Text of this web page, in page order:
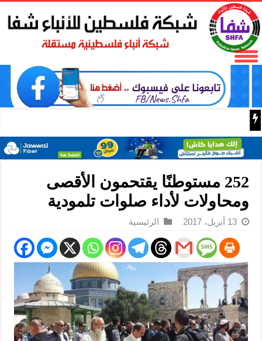
باسم الرئيس: وزير الداخلية زياد هب الريح يمنح العميد
252 مستوطنًا يقتحمون الأقصى
ومحاولات لأداء صلوات تلمودية
13 أبريل، 2017 الرئيسية